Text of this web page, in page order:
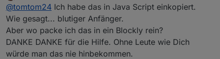
Offline
@tomtom24 Ich habe das in Java Script einkopiert.
Wie gesagt... blutiger Anfänger.
Aber wo packe ich das in ein Blockly rein?
DANKE DANKE für die Hilfe. Ohne Leute wie Dich
würde man das nie hinbekommen.